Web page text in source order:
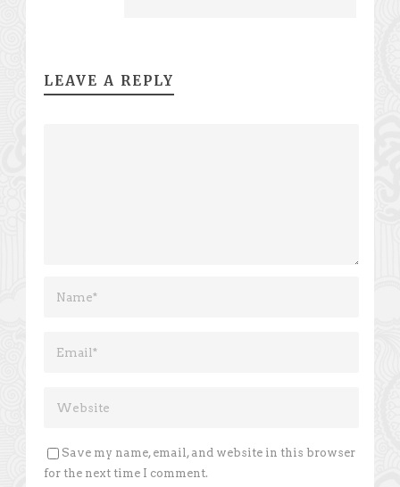
LEAVE A REPLY
Save my name, email, and website in this browser
for the next time I comment.